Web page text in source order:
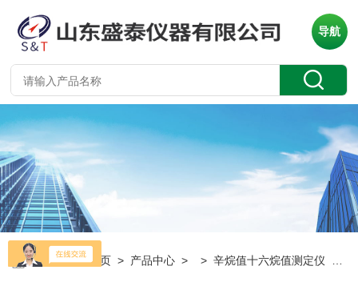
导航
当前位置：首页 > 产品中心 > >辛烷值十六烷值测定仪